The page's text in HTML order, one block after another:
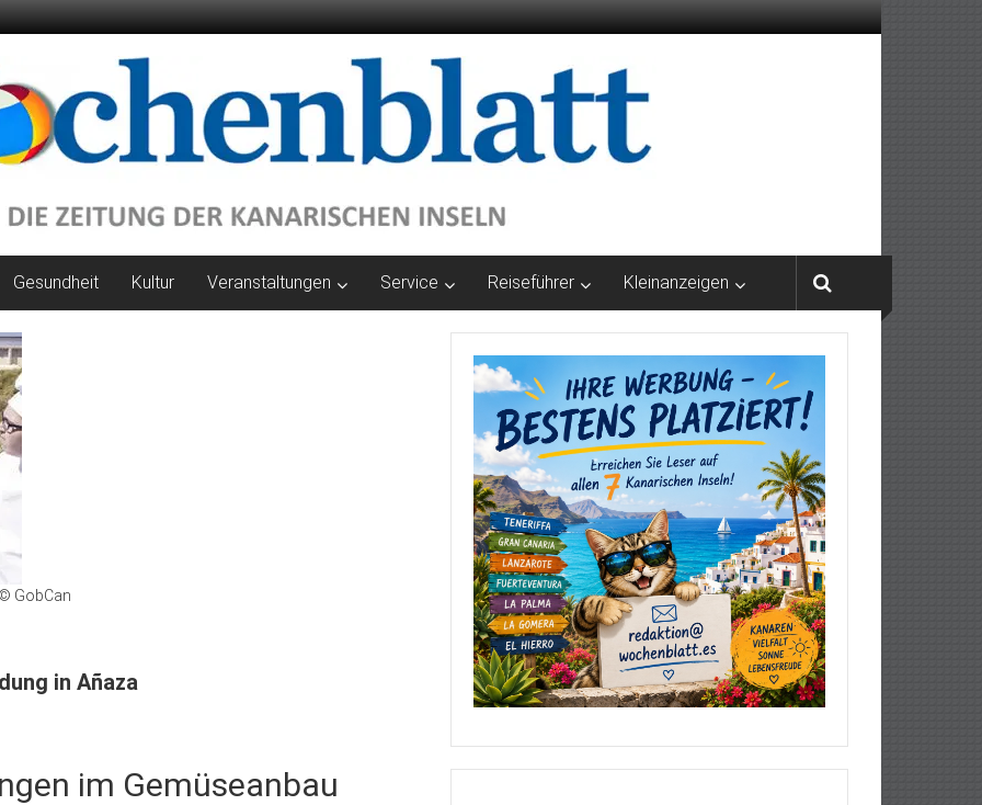
Gesundheit Kultur Veranstaltungen Service Reiseführer Kleinanzeigen
© GobCan
in Añaza
im Gemüseanbau